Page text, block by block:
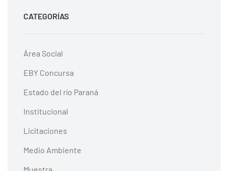
CATEGORÍAS
Área Social
EBY Concursa
Estado del río Paraná
Institucional
Licitaciones
Medio Ambiente
Muestra